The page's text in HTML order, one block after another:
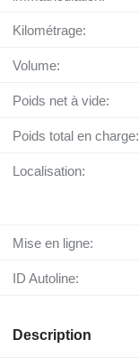
Kilométrage:
Volume:
Poids net à vide:
Poids total en charge:
Localisation:
Mise en ligne:
ID Autoline:
Description